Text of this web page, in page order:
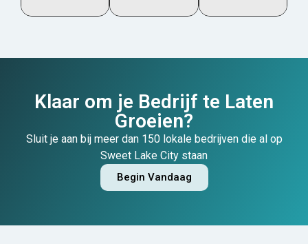
Klaar om je Bedrijf te Laten
Groeien?
Sluit je aan bij meer dan 150 lokale bedrijven die al op
Sweet Lake City staan
Begin Vandaag